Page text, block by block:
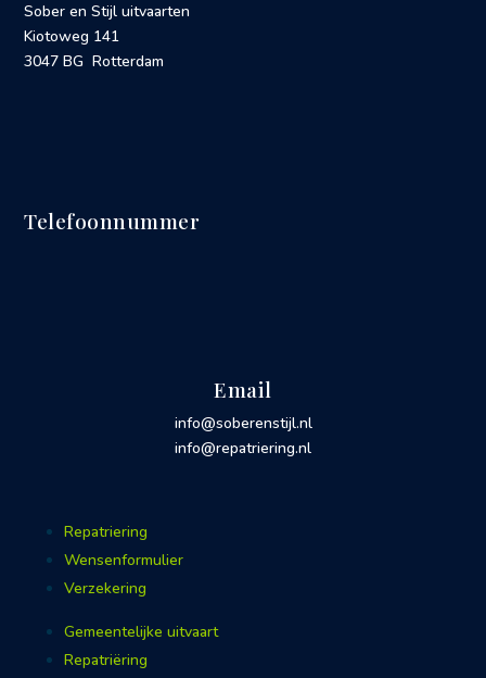
Sober en Stijl uitvaarten
Kiotoweg 141
3047 BG Rotterdam
Telefoonnummer
Email
info@soberenstijl.nl
info@repatriering.nl
Repatriering
Wensenformulier
Verzekering
Gemeentelijke uitvaart
Repatriëring